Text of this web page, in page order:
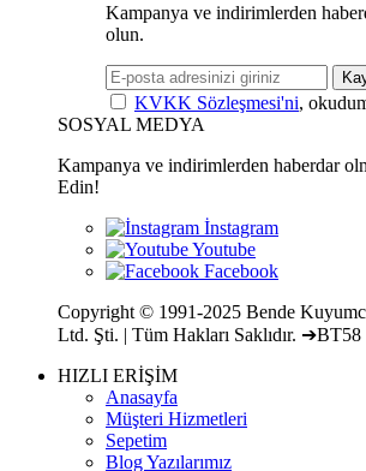
Kampanya ve indirimlerden
olun.
KVKK Sözleşmesi'ni,
SOSYAL MEDYA
Kampanya ve indirimlerden haberdar
Edin!
Copyright © 1991-2025 Bende
Ltd. Şti. | Tüm Hakları Saklıdır. ➔BT58
HIZLI ERİŞİM
Anasayfa
Müşteri Hizmetleri
Sepetim
Blog Yazılarımız